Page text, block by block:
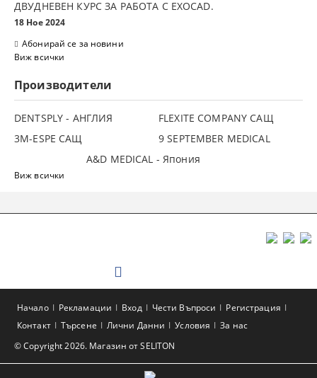
ДВУДНЕВЕН КУРС ЗА РАБОТА С ЕXOCAD.
18 Ное 2024
Абонирай се за новини
Виж всички
Производители
DENTSPLY - АНГЛИЯ
FLEXITE COMPANY САЩ
3М-ESPE САЩ
9 SEPTEMBER MEDICAL
A&D MEDICAL - Япония
Виж всички
© Copyright 2026. Магазин от SELITON
Начало Рекламации Вход Чести Въпроси
Регистрация
Контакт
Търсене Лични Данни Условия За нас